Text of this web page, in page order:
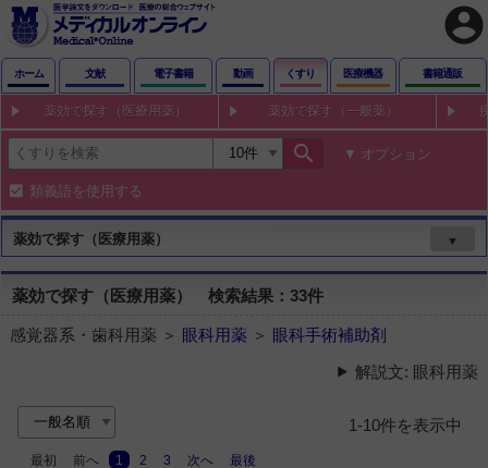
account_circle
ホーム 文献 電子書籍 動画 くすり 医療機器 書籍通販
薬効で探す（医療用薬） 薬効で探す（一般薬）
search オプション
類義語を使用する
薬効で探す（医療用薬） ▼
薬効で探す（医療用薬） 検索結果：33件
感覚器系・歯科用薬 ＞ 眼科用薬 ＞ 眼科手術補助剤
解説文: 眼科用薬
1-10件を表示中
最初 前へ 1 2 3 次へ 最後